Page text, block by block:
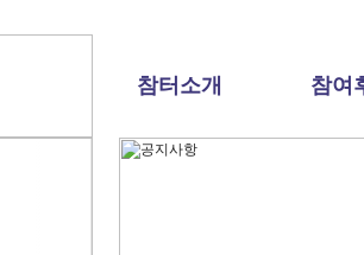
참터소개 참여